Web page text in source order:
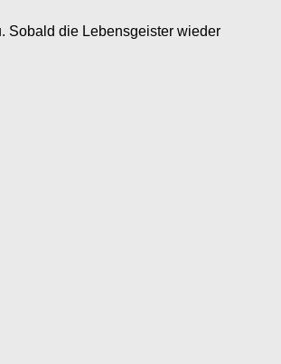
Sobald die Lebensgeister wieder